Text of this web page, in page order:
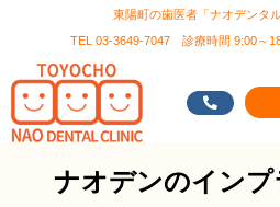
東陽町の歯医者「ナオデンタ
TEL 03-3649-7047 診療時間 9:00～
ナオデンのイン